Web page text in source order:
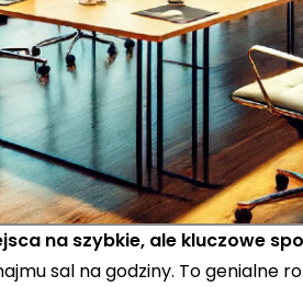
na szybkie, ale kluczowe
sal na godziny. To genialne